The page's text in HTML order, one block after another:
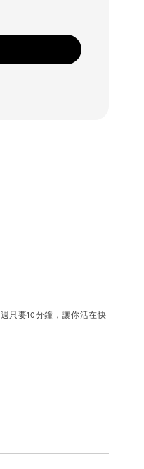
只要10分鐘，讓你活在快